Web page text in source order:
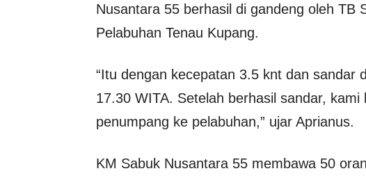
Nusantara 55 berhasil di gandeng oleh TB
Pelabuhan Tenau Kupang.
“Itu dengan kecepatan 3.5 knt dan sandar
17.30 WITA. Setelah berhasil sandar,
penumpang ke pelabuhan,” ujar Aprianus.
KM Sabuk Nusantara 55 membawa 50